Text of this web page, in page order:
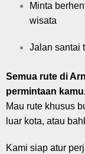
Minta
wisata
Jalan santai
Semua rute di
permintaan
Mau rute khusus
luar kota, atau
Kami siap atur